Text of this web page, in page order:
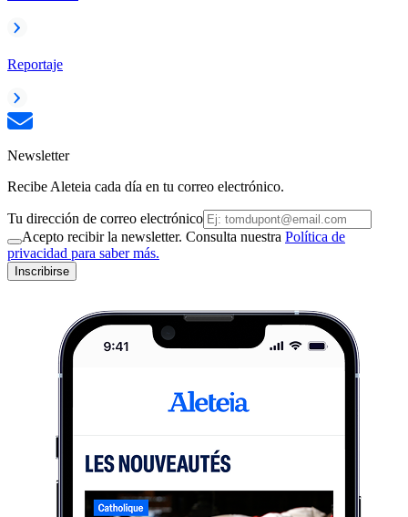
Reportaje
Newsletter
Recibe Aleteia cada día en tu correo electrónico.
Tu dirección de correo electrónico
Acepto recibir la newsletter. Consulta nuestra Política de
privacidad para saber más.
Inscribirse